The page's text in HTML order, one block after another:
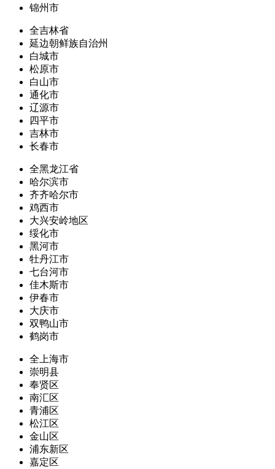
锦州市
全吉林省
延边朝鲜族自治州
白城市
松原市
白山市
通化市
辽源市
四平市
吉林市
长春市
全黑龙江省
哈尔滨市
齐齐哈尔市
鸡西市
大兴安岭地区
绥化市
黑河市
牡丹江市
七台河市
佳木斯市
伊春市
大庆市
双鸭山市
鹤岗市
全上海市
崇明县
奉贤区
南汇区
青浦区
松江区
金山区
浦东新区
嘉定区